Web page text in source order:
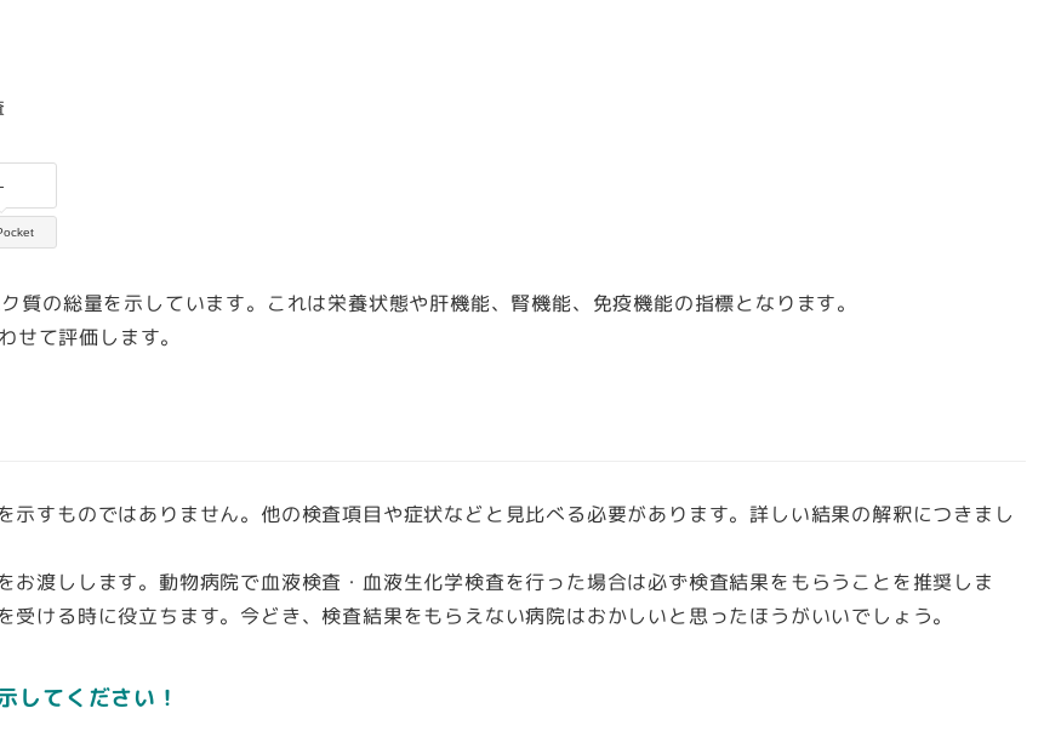
の総量を示しています。これは栄養状態や肝機能、腎機能、免疫機能の指標となります。
せて評価します。
示すものではありません。他の検査項目や症状などと見比べる必要があります。詳しい結果の解釈につきまし
渡しします。 動物病院で血液検査・血液生化学検査を行った場合は必ず検査結果をもらうことを推奨しま
ける時に役立ちます。今どき、検査結果をもらえない病院はおかしいと思ったほうがいいでしょう。
してください！